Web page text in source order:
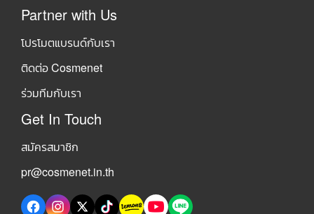
Partner with Us
โปรโมตแบรนด์กับเรา
ติดต่อ Cosmenet
ร่วมทีมกับเรา
Get In Touch
สมัครสมาชิก
pr@cosmenet.in.th